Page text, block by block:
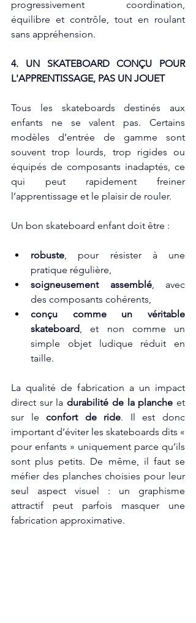
progressivement coordination,
équilibre et contrôle, tout en roulant
sans appréhension.
4. UN SKATEBOARD CONÇU POUR
L'APPRENTISSAGE, PAS UN JOUET
Tous les skateboards destinés aux
enfants ne se valent pas. Certains
modèles d’entrée de gamme sont
souvent trop lourds, trop rigides ou
équipés de composants inadaptés, ce
qui peut rapidement freiner
l’apprentissage et le plaisir de rouler.
Un bon skateboard enfant doit être :
robuste, pour résister à une
pratique régulière,
soigneusement assemblé, avec
des composants cohérents,
conçu comme un véritable
skateboard, et non comme un
simple objet ludique réduit en
taille.
La qualité de fabrication a un impact
direct sur la durabilité de la planche et
sur le confort de ride. Il est donc
important d’éviter les skateboards dits «
pour enfants » uniquement parce qu’ils
sont plus petits. De même, il faut se
méfier des planches choisies pour leur
seul aspect visuel : un graphisme
attractif peut parfois masquer une
fabrication approximative.